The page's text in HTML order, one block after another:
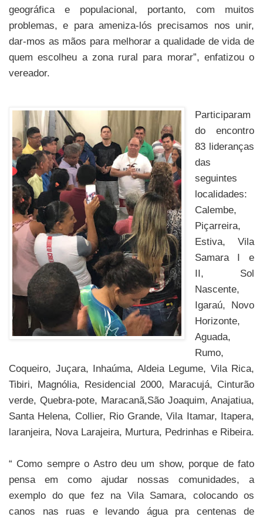
geográfica e populacional, portanto, com muitos
problemas, e para ameniza-lós precisamos nos unir,
dar-mos as mãos para melhorar a qualidade de vida de
quem escolheu a zona rural para morar”, enfatizou o
vereador.
Participaram
do encontro
83 lideranças
das
seguintes
localidades:
Calembe,
Piçarreira,
Estiva, Vila
Samara I e
II, Sol
Nascente,
Igaraú, Novo
Horizonte,
Aguada,
Rumo,
Coqueiro, Juçara, Inhaúma, Aldeia Legume, Vila Rica,
Tibiri, Magnólia, Residencial 2000, Maracujá, Cinturão
verde, Quebra-pote, Maracanã,São Joaquim, Anajatiua,
Santa Helena, Collier, Rio Grande, Vila Itamar, Itapera,
laranjeira, Nova Larajeira, Murtura, Pedrinhas e Ribeira.
“ Como sempre o Astro deu um show, porque de fato
pensa em como ajudar nossas comunidades, a
exemplo do que fez na Vila Samara, colocando os
canos nas ruas e levando água pra centenas de